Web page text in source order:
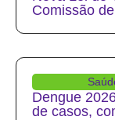
Comissão
Dengue
de casos,